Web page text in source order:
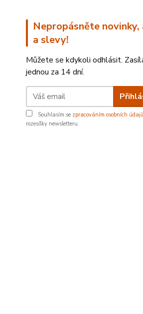
Nepropásněte novinky,
a slevy!
Můžete se kdykoli odhlásit.
jednou za 14 dní.
Souhlasím se zpracováním osobních údajů
rozesílky newsletteru.